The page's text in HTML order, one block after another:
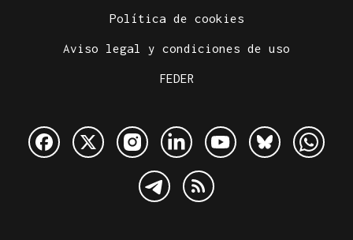
Política de cookies
Aviso legal y condiciones de uso
FEDER